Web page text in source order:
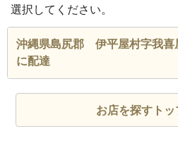
選択してください。
沖縄県島尻郡 伊平屋村字我喜
に配達
お店を探すトッ